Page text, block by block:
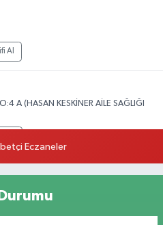
Al
A (HASAN KESKİNER AİLE SAĞLIĞI
Eczaneler